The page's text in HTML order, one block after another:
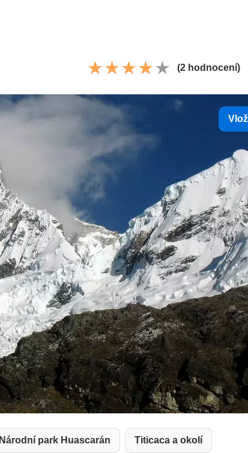
(2 hodnocení)
Národní park Huascarán Titicaca a okolí